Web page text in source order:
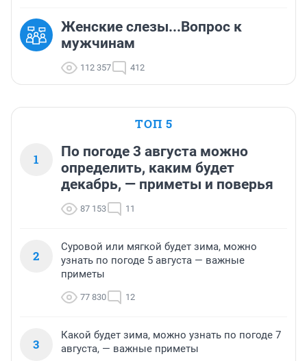
Женские слезы...Вопрос к
мужчинам
112 357 412
ТОП 5
1
По погоде 3 августа можно
определить, каким будет
декабрь, — приметы и поверья
87 153 11
2
Суровой или мягкой будет зима, можно
узнать по погоде 5 августа — важные
приметы
77 830 12
3
Какой будет зима, можно узнать по погоде 7
августа, — важные приметы